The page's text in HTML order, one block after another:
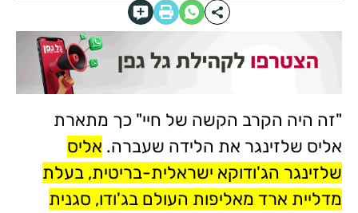
"זה היה הקרב הקשה של חיי" כך מתארת
אליס שלזינגר את הלידה שעברה. אליס
שלזינגר הג'ודוקא ישראלית-בריטית, בעלת
מדליית ארד מאליפות העולם בג'ודו, סגנית